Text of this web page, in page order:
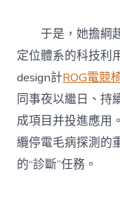
于是，她擔綱
定位體系的科技利
design計ROG電競
同事夜以繼日、持
成項目并投進應用
纜停電毛病探測的
的“診斷”任務。